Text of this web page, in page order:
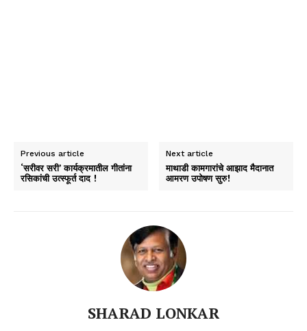
Previous article
‘सरीवर सरी’ कार्यक्रमातील गीतांना
रसिकांची उत्स्फूर्त दाद !
Next article
माथाडी कामगारांचे आझाद मैदानात
आमरण उपोषण सुरु!
SHARAD LONKAR